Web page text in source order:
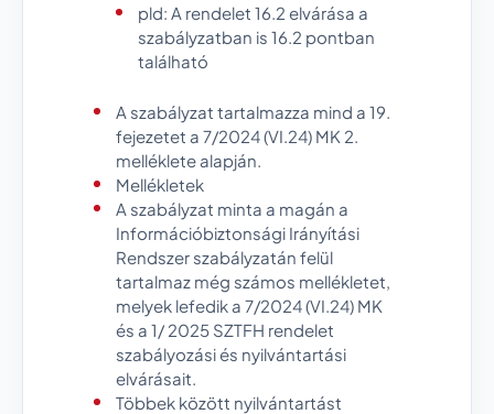
pld: A rendelet 16.2 elvárása a
szabályzatban is 16.2 pontban
található
A szabályzat tartalmazza mind a 19.
fejezetet a 7/2024 (VI.24) MK 2.
melléklete alapján.
Mellékletek
A szabályzat minta a magán a
Információbiztonsági Irányítási
Rendszer szabályzatán felül
tartalmaz még számos mellékletet,
melyek lefedik a 7/2024 (VI.24) MK
és a 1/ 2025 SZTFH rendelet
szabályozási és nyilvántartási
elvárásait.
Többek között nyilvántartást